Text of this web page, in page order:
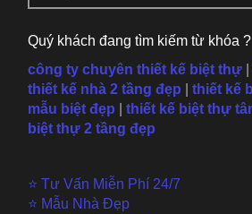
Quý khách đang tìm kiếm từ khóa ?
công ty chuyên thiết kế biệt thự
thiết kế nhà 2 tầng đẹp
thiết kế
mẫu biệt đẹp thiết kế biệt thự
biệt thự 2 tầng đẹp
⭐ Tư Vấn Miễn Phí 24/7
⭐ Mẫu Nhà Đẹp